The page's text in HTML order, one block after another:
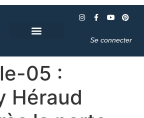
Se connecter
05 :
Héraud